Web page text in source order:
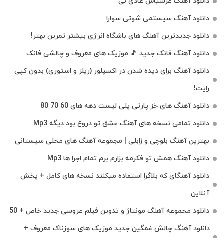
دانلود آهنگ سیستمی شوتی سوارا
دانلود جدیدترین آهنگ‌ های باشگاه انرژی بیشتر تمرین بهتر!
دانلود آهنگ فانک جدید 🎵 موزیک‌ های معروف و چالشی فانک
دانلود آهنگ برای دیده شدن در اکسپلور (ریلز و استوری) بدون کپی
رایت!
دانلود آهنگ های خز پارتی پلی لیست دهه های 60 70 80
دانلود تمامی نسخه های آهنگ عشق تو دروغ بود دیگه Mp3
بهترین آهنگ بلوچی و زابلی | مجموعه آهنگ‌ های محلی سیستانی
دانلود آهنگ همش تو فکرمه بزارم برم تمام اجرا ها Mp3
دانلود آهنگای که بلاگرا استفاده میکنند نسخه های کامل + پخش
آنلاین
دانلود مجموعه آهنگ مونتاژ و تدوین فیلم عروسی جدید خاص + 50
دانلود آهنگ چالش غمگین جدید موزیک های سوزناک معروف +